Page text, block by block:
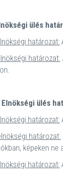
ülés
határozat:
határozat:
ülés
határozat:
határozat:
képeken ne
határozat: